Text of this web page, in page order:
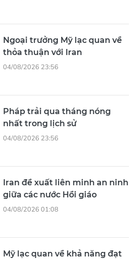
Ngoại trưởng Mỹ lạc quan về
thỏa thuận với Iran
04/08/2026 23:56
Pháp trải qua tháng nóng
nhất trong lịch sử
04/08/2026 23:56
Iran đề xuất liên minh an ninh
giữa các nước Hồi giáo
04/08/2026 01:08
Mỹ lạc quan về khả năng đạt